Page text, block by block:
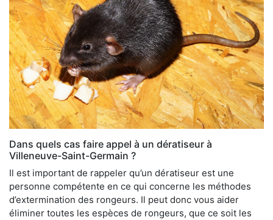
Dans quels cas faire appel à un dératiseur à
Villeneuve-Saint-Germain ?
Il est important de rappeler qu’un dératiseur est une
personne compétente en ce qui concerne les méthodes
d’extermination des rongeurs. Il peut donc vous aider
éliminer toutes les espèces de rongeurs, que ce soit les